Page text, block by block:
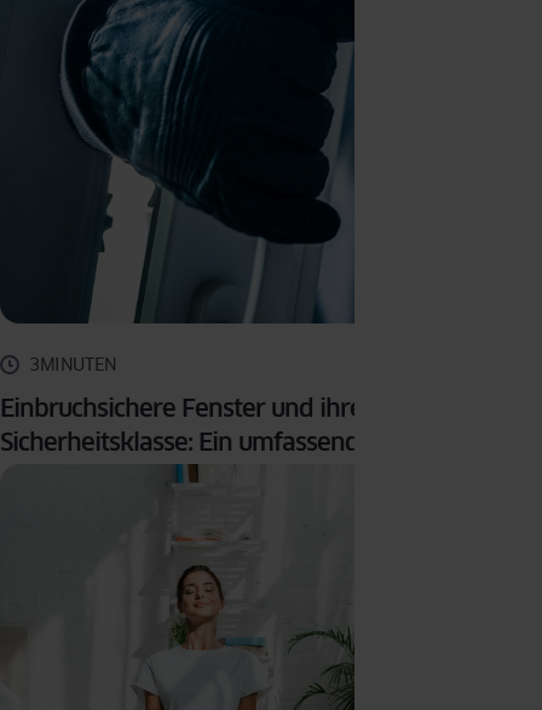
3MINUTEN
Einbruchsichere Fenster und ihre
Sicherheitsklasse: Ein umfassender Leitfaden